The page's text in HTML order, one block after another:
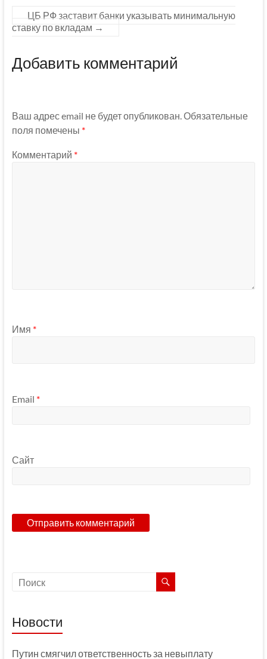
ЦБ РФ заставит банки указывать минимальную
ставку по вкладам →
Добавить комментарий
Ваш адрес email не будет опубликован. Обязательные
поля помечены *
Комментарий *
Имя *
Email *
Сайт
Новости
Путин смягчил ответственность за невыплату